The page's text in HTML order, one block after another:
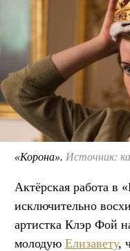
«Корона». Источник:
Актёрская работа в
исключительно
артистка Клэр Фой
молодую Елизавету,